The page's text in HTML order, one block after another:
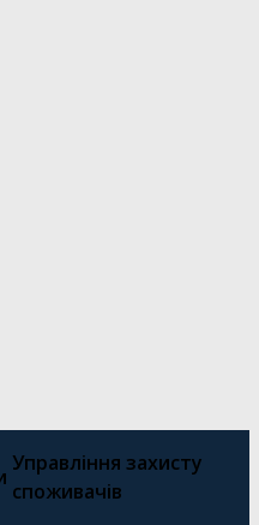
Управління захисту
споживачів